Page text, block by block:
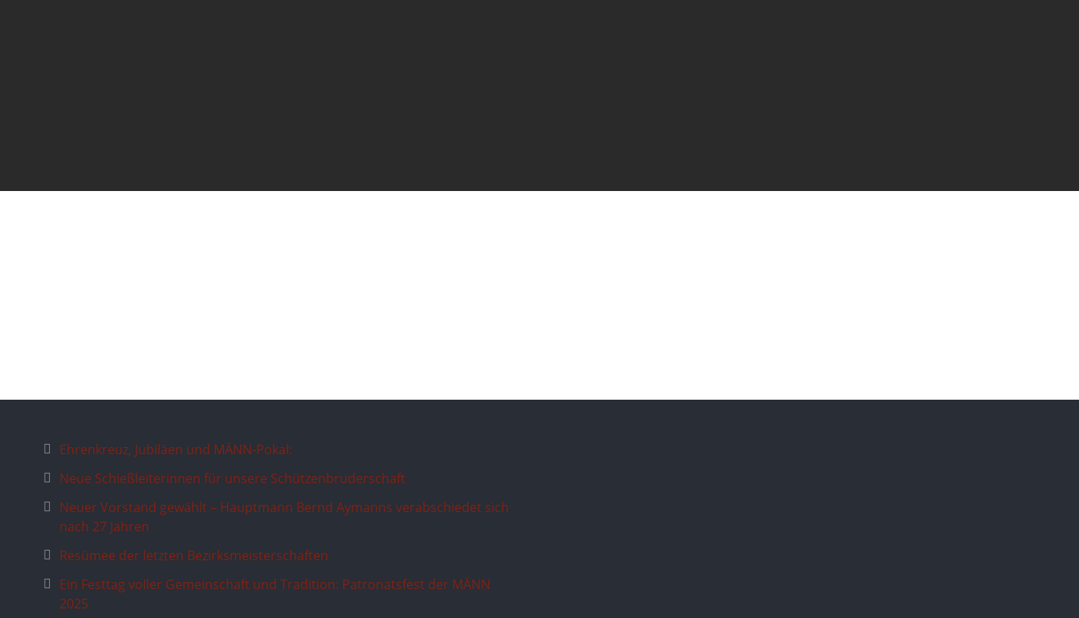
Ehrenkreuz, Jubiläen und MÄNN-Pokal:
Neue Schießleiterinnen für unsere Schützenbruderschaft
Neuer Vorstand gewählt – Hauptmann Bernd Aymanns verabschiedet sich
nach 27 Jahren
Resümee der letzten Bezirksmeisterschaften
Ein Festtag voller Gemeinschaft und Tradition: Patronatsfest der MÄNN
2025